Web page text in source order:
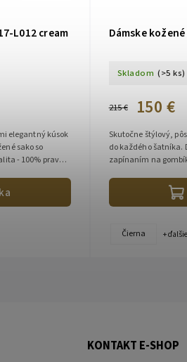
L012 cream
elegantný kúsok
- 100% pravá
Dámske
Skladom (>5 ks)
215 € 150 €
Skutočne štýlový,
do každého šatníka. Dámske kožené sako so
zapínaním na
Čierna + ďalšie
KONTAKT E-SHOP